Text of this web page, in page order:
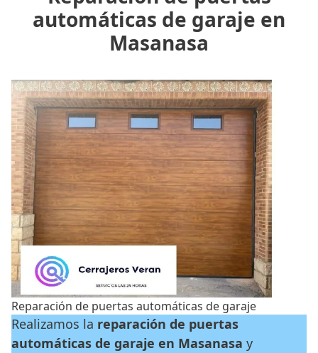
automáticas de garaje en
Masanasa
Reparación de puertas automáticas de garaje
Realizamos la reparación de puertas
automáticas de garaje en Masanasa y